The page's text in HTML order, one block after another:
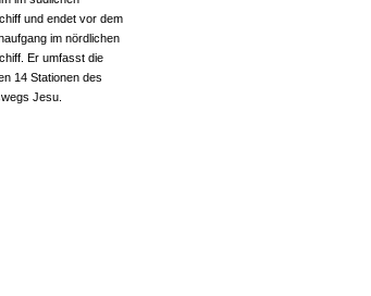
und endet vor dem
im nördlichen
Er umfasst die
14 Stationen des
Jesu.